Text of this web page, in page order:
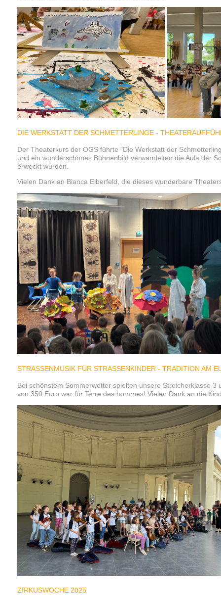
DIE WERKSTATT DER SCHMETTERLINGE -
Der Theaterkurs der OGS führte "Die Werkstatt der
und ein wunderschönes Bühnenbild verwandelten die Aula der
erweckt wurden.
Vielen Dank an Bianca Elberfeld, die dieses wunderbare
STRASSENMUSIK FÜR STRASSENKINDER - TRADITION AM
Bei schönstem Sommerwetter spielten unsere Streicherklasse
von 350 Euro war für Terre des hommes! Vielen Dank an die
ZIRKUSWOCHE 2025